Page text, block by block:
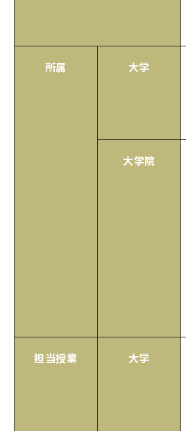
所属 大学
大学院
担当授業 大学